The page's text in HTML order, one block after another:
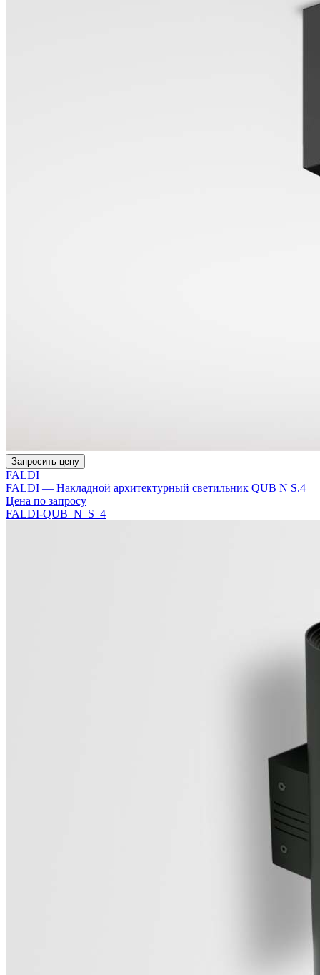
Запросить цену
FALDI
FALDI — Накладной архитектурный светильник QUB N S.4
Цена по запросу
FALDI-QUB_N_S_4